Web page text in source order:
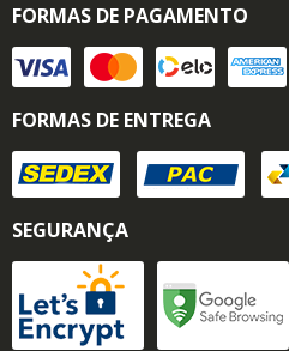
FORMAS DE PAGAMENTO
FORMAS DE ENTREGA
SEGURANÇA